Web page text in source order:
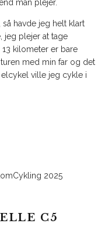
man plejer.
havde jeg helt klart
jeg plejer at tage
kilometer er bare
med min far og det
ville jeg cykle i
C5